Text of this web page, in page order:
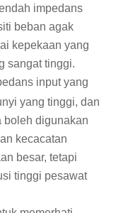
impedans
beban agak
kepekaan yang
sangat tinggi.
input yang
yang tinggi, dan
boleh digunakan
kecacatan
besar, tetapi
tinggi pesawat